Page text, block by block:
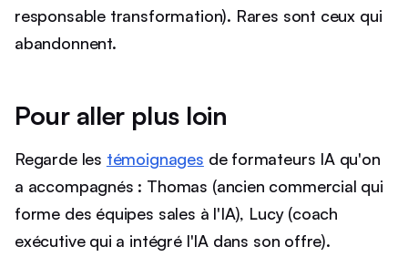
responsable transformation). Rares sont ceux qui
abandonnent.
Pour aller plus loin
Regarde les témoignages de formateurs IA qu'on
a accompagnés : Thomas (ancien commercial qui
forme des équipes sales à l'IA), Lucy (coach
exécutive qui a intégré l'IA dans son offre).